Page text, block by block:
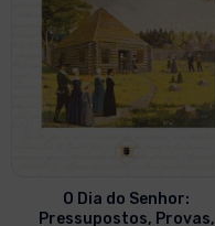
O Dia do Senhor:
Pressupostos, Provas,